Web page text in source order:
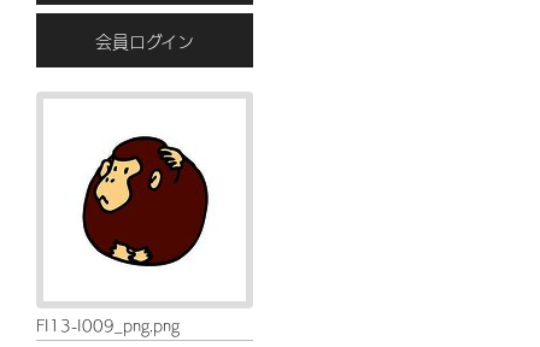
会員ログイン
FI13-I009_png.png